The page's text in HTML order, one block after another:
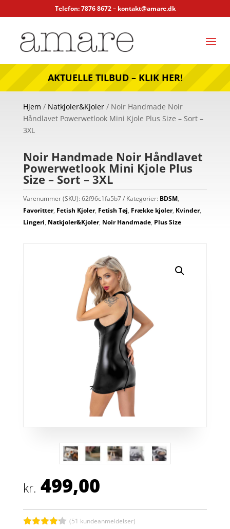
Telefon: 7876 8672 – kontakt@amare.dk
AKTUELLE TILBUD – KLIK HER!
Hjem / Natkjoler&Kjoler/ Noir Handmade Noir
Håndlavet Powerwetlook Mini Kjole Plus Size – Sort –
3XL
Noir Handmade Noir Håndlavet
Powerwetlook Mini Kjole Plus
Size – Sort – 3XL
Varenummer (SKU):62f96c1fa5b7 Kategorier: BDSM,
Favoritter, Fetish Kjoler, Fetish Tøj, Frække kjoler, Kvinder,
Lingeri, Natkjoler&Kjoler, Noir Handmade, Plus Size
kr. 499,00
(51 kundeanmeldelser)